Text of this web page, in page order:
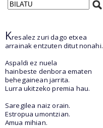
Kresalez zuri dago etxea
arrainak entzuten ditut nonahi.
Aspaldi ez nuela
hainbeste denbora ematen
behegainean jarrita.
Lurra ukitzeko premia hau.
Saregilea naiz orain.
Estropua umontzian.
Amua mihian.